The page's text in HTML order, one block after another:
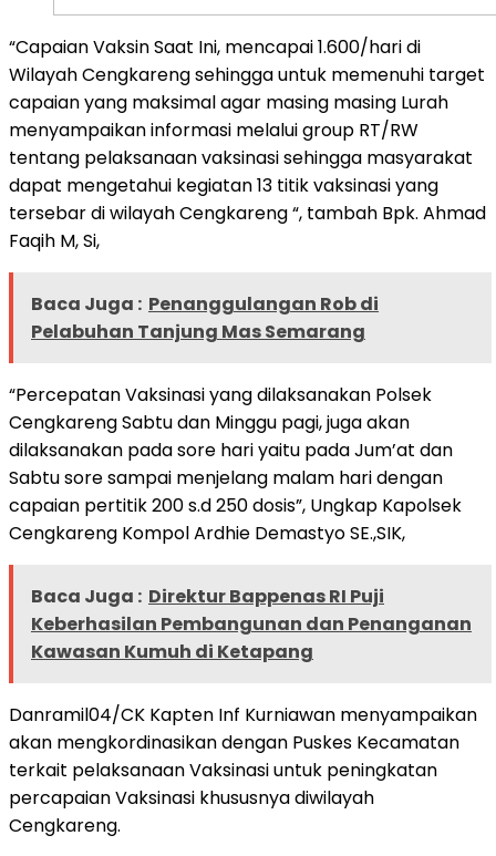
“Capaian Vaksin Saat Ini, mencapai 1.600/hari di
Wilayah Cengkareng sehingga untuk memenuhi target
capaian yang maksimal agar masing masing Lurah
menyampaikan informasi melalui group RT/RW
tentang pelaksanaan vaksinasi sehingga masyarakat
dapat mengetahui kegiatan 13 titik vaksinasi yang
tersebar di wilayah Cengkareng “, tambah Bpk. Ahmad
Faqih M, Si,
Baca Juga : Penanggulangan Rob di
Pelabuhan Tanjung Mas Semarang
“Percepatan Vaksinasi yang dilaksanakan Polsek
Cengkareng Sabtu dan Minggu pagi, juga akan
dilaksanakan pada sore hari yaitu pada Jum’at dan
Sabtu sore sampai menjelang malam hari dengan
capaian pertitik 200 s.d 250 dosis”, Ungkap Kapolsek
Cengkareng Kompol Ardhie Demastyo SE.,SIK,
Baca Juga : Direktur Bappenas RI Puji
Keberhasilan Pembangunan dan Penanganan
Kawasan Kumuh di Ketapang
Danramil04/CK Kapten Inf Kurniawan menyampaikan
akan mengkordinasikan dengan Puskes Kecamatan
terkait pelaksanaan Vaksinasi untuk peningkatan
percapaian Vaksinasi khususnya diwilayah
Cengkareng.